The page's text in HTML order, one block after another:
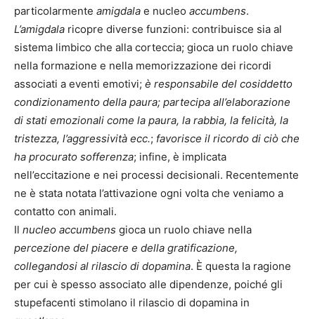
particolarmente amigdala e nucleo accumbens.
L’amigdala ricopre diverse funzioni: contribuisce sia al
sistema limbico che alla corteccia; gioca un ruolo chiave
nella formazione e nella memorizzazione dei ricordi
associati a eventi emotivi; è responsabile del cosiddetto
condizionamento della paura; partecipa all’elaborazione
di stati emozionali come la paura, la rabbia, la felicità, la
tristezza, l’aggressività ecc.; favorisce il ricordo di ciò che
ha procurato sofferenza; infine, è implicata
nell’eccitazione e nei processi decisionali. Recentemente
ne è stata notata l’attivazione ogni volta che veniamo a
contatto con animali.
Il nucleo accumbens gioca un ruolo chiave nella
percezione del piacere e della gratificazione,
collegandosi al rilascio di dopamina. È questa la ragione
per cui è spesso associato alle dipendenze, poiché gli
stupefacenti stimolano il rilascio di dopamina in